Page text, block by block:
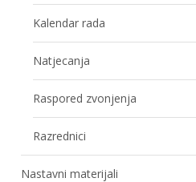
Kalendar rada
Natjecanja
Raspored zvonjenja
Razrednici
Nastavni materijali